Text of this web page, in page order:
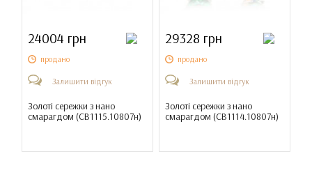
24004 грн
продано
Залишити відгук
Золоті сережки з нано
смарагдом (СВ1115.10807н)
29328 грн
продано
Залишити відгук
Золоті сережки з нано
смарагдом (СВ1114.10807н)